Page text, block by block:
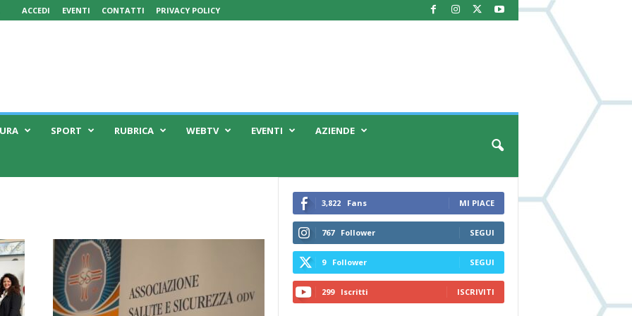
ACCEDI EVENTI CONTATTI PRIVACY POLICY
SPORT RUBRICA WEBTV EVENTI AZIENDE
3,822 Fans MI PIACE
767 Follower SEGUI
9 Follower SEGUI
299 Iscritti ISCRIVITI